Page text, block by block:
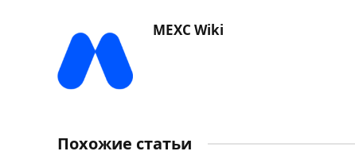
MEXC Wiki
Похожие статьи